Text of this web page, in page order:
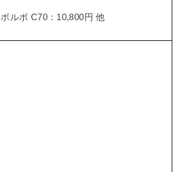
ボルボ C70：10,800円 他